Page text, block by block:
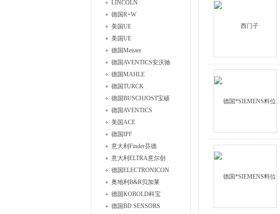
LINCOLN
德国R+W
美国UE
美国UE
德国Meister
德国AVENTICS安沃驰
德国MAHLE
德国TURCK
德国BUSCHJOST宝硕
德国AVENTICS
美国ACE
德国IPF
意大利Finder芬德
意大利ELTRA意尔创
德国ELECTRONICON
奥地利B&R贝加莱
德国KOBOLD科宝
德国BD SENSORS